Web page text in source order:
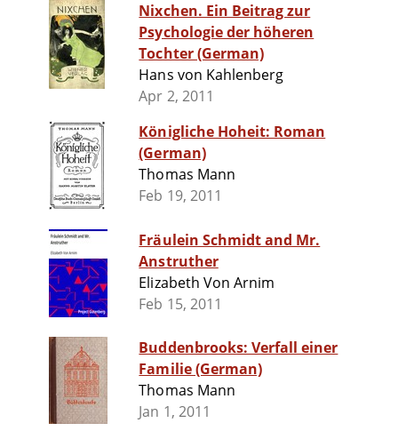
Nixchen. Ein Beitrag zur
Psychologie der höheren
Tochter (German)
Hans von Kahlenberg
Apr 2, 2011
Königliche Hoheit: Roman
(German)
Thomas Mann
Feb 19, 2011
Fräulein Schmidt and Mr.
Anstruther
Elizabeth Von Arnim
Feb 15, 2011
Buddenbrooks: Verfall einer
Familie (German)
Thomas Mann
Jan 1, 2011